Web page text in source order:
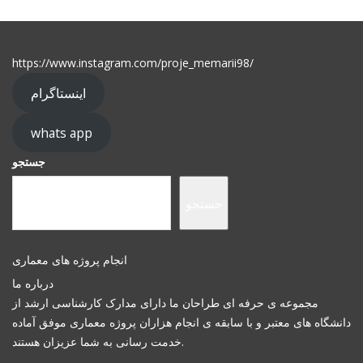
https://www.instagram.com/proje_memarii98/
اینستاگرام
whats app
جستجو
انجام پروژه های معماری
درباره ما
مجموعه ی حرفه ای طراحان ما دارای مدارک کارشناسی ارشد از
دانشگاه های معتبر و با سابقه ی انجام هزاران پروژه معماری موفق آماده
خدمت رسانی به شما عزیزان هستند.